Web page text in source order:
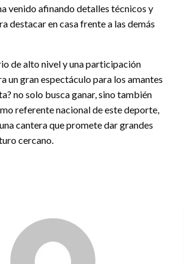
venido afinando detalles técnicos y
destacar en casa frente a las demás
de alto nivel y una participación
un gran espectáculo para los amantes
no solo busca ganar, sino también
referente nacional de este deporte,
cantera que promete dar grandes
cercano.